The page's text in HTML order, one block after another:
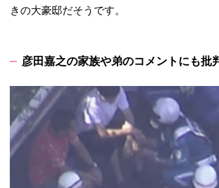
きの大豪邸だそうです。
彦田嘉之の家族や弟のコメントにも批